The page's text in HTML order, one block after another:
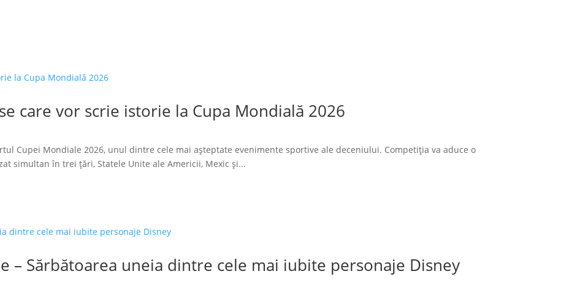
care vor scrie istorie la Cupa Mondială 2026
Cupei Mondiale 2026, unul dintre cele mai așteptate evenimente sportive ale deceniului. Competiția va aduce o
simultan în trei țări, Statele Unite ale Americii, Mexic și...
– Sărbătoarea uneia dintre cele mai iubite personaje Disney